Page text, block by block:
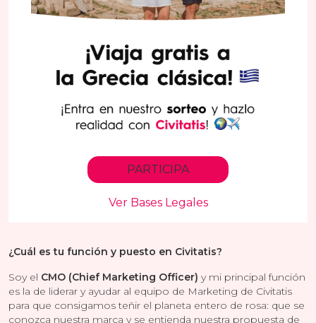
¿Cuál es tu función y puesto en Civitatis?
Soy el CMO (Chief Marketing Officer) y mi principal función
es la de liderar y ayudar al equipo de Marketing de Civitatis
para que consigamos teñir el planeta entero de rosa: que se
conozca nuestra marca y se entienda nuestra propuesta de